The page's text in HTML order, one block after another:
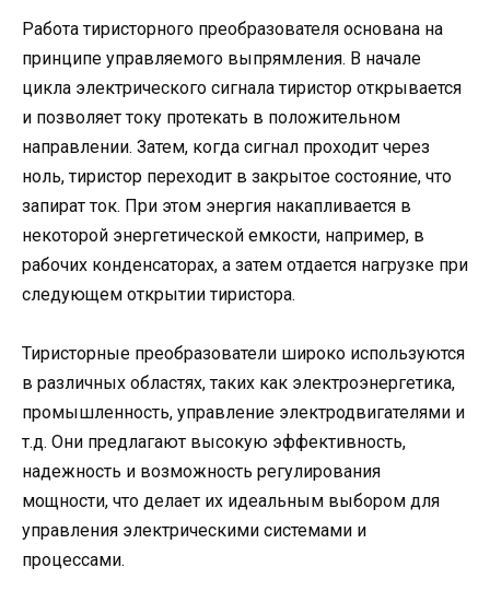
Работа тиристорного преобразователя основана на
принципе управляемого выпрямления. В начале
цикла электрического сигнала тиристор открывается
и позволяет току протекать в положительном
направлении. Затем, когда сигнал проходит через
ноль, тиристор переходит в закрытое состояние, что
запират ток. При этом энергия накапливается в
некоторой энергетической емкости, например, в
рабочих конденсаторах, а затем отдается нагрузке при
следующем открытии тиристора.
Тиристорные преобразователи широко используются
в различных областях, таких как электроэнергетика,
промышленность, управление электродвигателями и
т.д. Они предлагают высокую эффективность,
надежность и возможность регулирования
мощности, что делает их идеальным выбором для
управления электрическими системами и
процессами.